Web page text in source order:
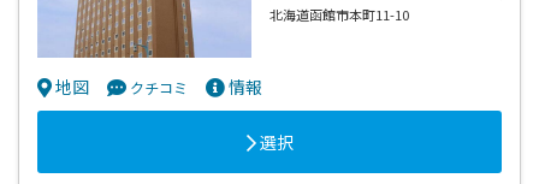
北海道函館市本町11-10
地図 クチコミ 情報
選択